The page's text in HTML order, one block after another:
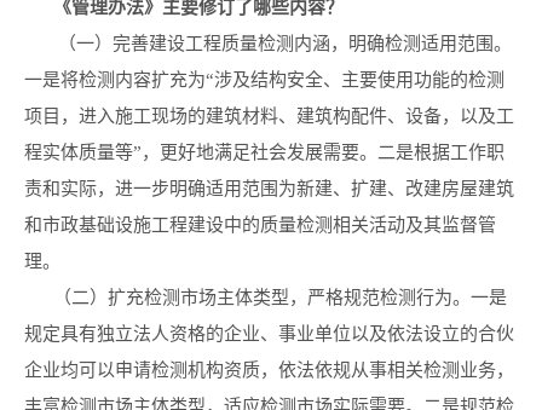
《管理办法》主要修订了哪些内容？
（一）完善建设工程质量检测内涵，明确检测适用范围。
一是将检测内容扩充为“涉及结构安全、主要使用功能的检测
项目，进入施工现场的建筑材料、建筑构配件、设备，以及工
程实体质量等”，更好地满足社会发展需要。二是根据工作职
责和实际，进一步明确适用范围为新建、扩建、改建房屋建筑
和市政基础设施工程建设中的质量检测相关活动及其监督管
理。
（二）扩充检测市场主体类型，严格规范检测行为。一是
规定具有独立法人资格的企业、事业单位以及依法设立的合伙
企业均可以申请检测机构资质，依法依规从事相关检测业务，